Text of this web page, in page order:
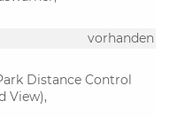
vorhanden
Distance Control
View),